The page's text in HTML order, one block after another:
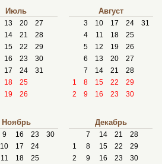
Июль
13 20
27
14 21
28
15 22
29
16 23
30
17 24
31
18
25
19 26
Август
3 10 17 24
31
4
11 18
25
5
12 19
26
6
13 20
27
7
14 21
28
1
8 15 22
29
2
9 16 23 30
Ноябрь
9 16 23
30
10 17
24
11 18 25
Декабрь
7 14 21
28
1
8 15 22
29
2
9 16 23 30